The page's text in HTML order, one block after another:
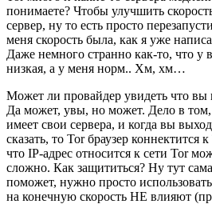
понимаете? Чтобы улучшить
сервер, ну то есть просто
меня скорость была, как я уже
Даже немного странно как-то, что у
низкая, а у меня норм.. Хм, хм…
Может ли провайдер увидеть что вы
Да может, увы, но может. Дело в том,
имеет свои сервера, и когда вы
сказать, то Tor браузер коннектится
что IP-адрес относится к сети Tor
сложно. Как защититься? Ну тут
поможет, нужно просто
на конечную скорость НЕ влияют